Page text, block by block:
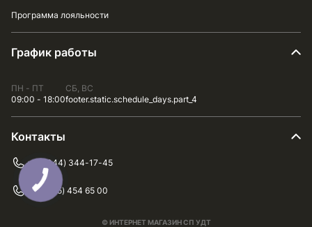
Программа лояльности
График работы
ПН - ПТ
09:00 - 18:00
СБ, ВС
footer.static.schedule_days.part_4
Контакты
+38 (044) 344-17-45
+38 (075) 454 65 00
© ИНТЕРНЕТ МАГАЗИН СП УДТ